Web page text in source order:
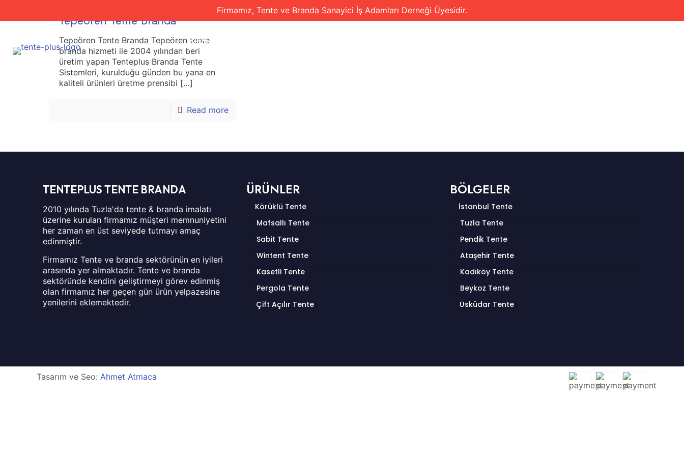
Firmamız, Tente ve Branda Sanayici İş Adamları Derneği Üyesidir.
ANASAYFA
Tepeören Tente Branda
Tepeören Tente Branda Tepeören tente
branda hizmeti ile 2004 yılından beri
üretim yapan Tenteplus Branda Tente
Sistemleri, kurulduğu günden bu yana en
kaliteli ürünleri üretme prensibi […]
Read more
TENTEPLUS TENTE BRANDA
2010 yılında Tuzla'da tente & branda imalatı
üzerine kurulan firmamız müşteri memnuniyetini
her zaman en üst seviyede tutmayı amaç
edinmiştir.
Firmamız Tente ve branda sektörünün en iyileri
arasında yer almaktadır. Tente ve branda
sektöründe kendini geliştirmeyi görev edinmiş
olan firmamız her geçen gün ürün yelpazesine
yenilerini eklemektedir.
ÜRÜNLER
Körüklü Tente
Mafsallı Tente
Sabit Tente
Wintent Tente
Kasetli Tente
Pergola Tente
Çift Açılır Tente
BÖLGELER
İstanbul Tente
Tuzla Tente
Pendik Tente
Ataşehir Tente
Kadıköy Tente
Beykoz Tente
Üsküdar Tente
Tasarım ve Seo: Ahmet Atmaca